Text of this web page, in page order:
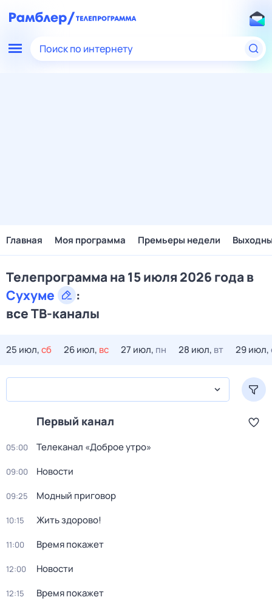
Поиск по интернету
Главная Моя программа Премьеры недели
Телепрограмма на 15 июля 2026 года в
Сухуме
:
все ТВ-каналы
25 июл,сб 26 июл, вс 27 июл, пн 28 июл, вт 29 июл,
Первый канал
05:00 Телеканал «Доброе утро»
09:00 Новости
09:25 Модный приговор
10:15 Жить здорово!
11:00 Время покажет
12:00 Новости
12:15 Время покажет